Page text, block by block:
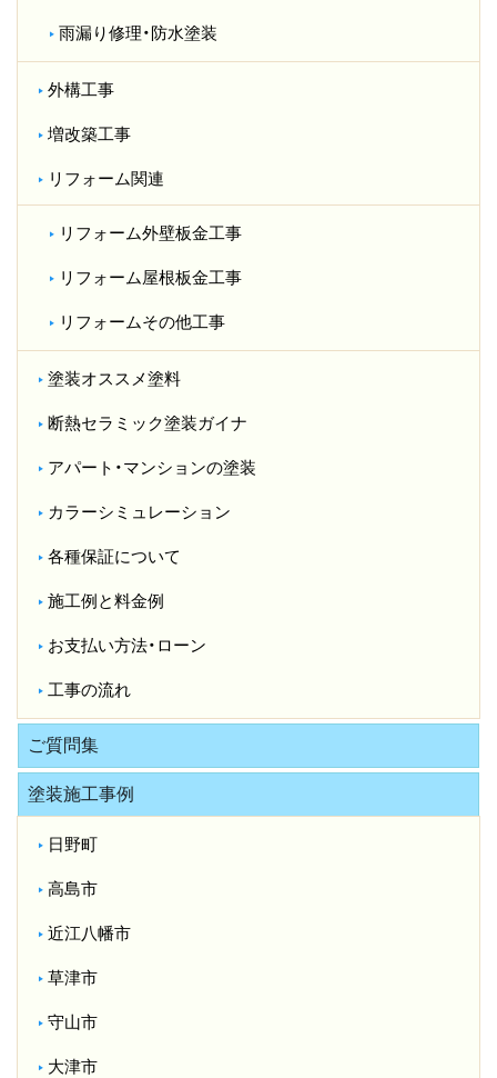
雨漏り修理・防水塗装
外構工事
増改築工事
リフォーム関連
リフォーム外壁板金工事
リフォーム屋根板金工事
リフォームその他工事
塗装オススメ塗料
断熱セラミック塗装ガイナ
アパート・マンションの塗装
カラーシミュレーション
各種保証について
施工例と料金例
お支払い方法・ローン
工事の流れ
ご質問集
塗装施工事例
日野町
高島市
近江八幡市
草津市
守山市
大津市